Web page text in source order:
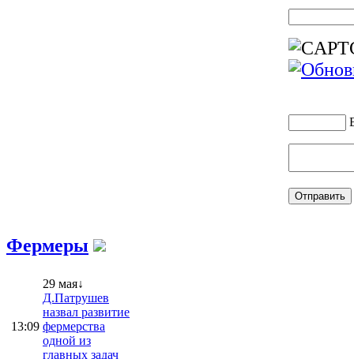
Фермеры
13:09
29 мая↓
Д.Патрушев
назвал развитие
фермерства
одной из
главных задач